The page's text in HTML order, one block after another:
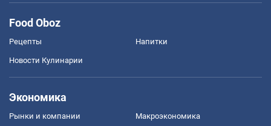
Food Oboz
Рецепты Напитки
Новости Кулинарии
Экономика
Рынки и компании Mакроэкономика